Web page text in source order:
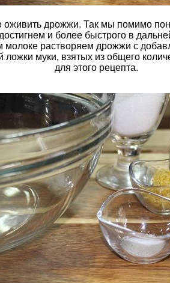
оживить дрожжи. Так мы помимо
и более быстрого в
молоке растворяем дрожжи с
ложки муки, взятых из общего
для этого рецепта.